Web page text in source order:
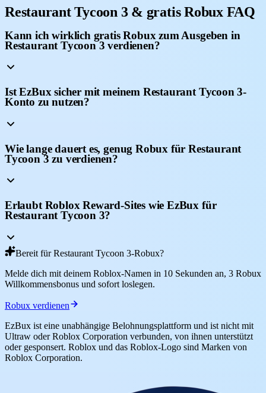
Restaurant Tycoon 3 & gratis Robux FAQ
Kann ich wirklich gratis Robux zum Ausgeben in
Restaurant Tycoon 3 verdienen?
Ist EzBux sicher mit meinem Restaurant Tycoon 3-
Konto zu nutzen?
Wie lange dauert es, genug Robux für Restaurant
Tycoon 3 zu verdienen?
Erlaubt Roblox Reward-Sites wie EzBux für
Restaurant Tycoon 3?
Bereit für Restaurant Tycoon 3-Robux?
Melde dich mit deinem Roblox-Namen in 10 Sekunden an, 3 Robux
Willkommensbonus und sofort loslegen.
Robux verdienen
EzBux ist eine unabhängige Belohnungsplattform und ist nicht mit
Ultraw oder Roblox Corporation verbunden, von ihnen unterstützt
oder gesponsert. Roblox und das Roblox-Logo sind Marken von
Roblox Corporation.